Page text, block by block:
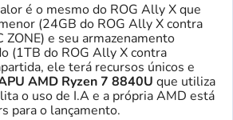
é o mesmo do ROG Ally X que
(24GB do ROG Ally X contra
ZONE) e seu armazenamento
(1TB do ROG Ally X contra
ele terá recursos únicos e
AMD Ryzen 7 8840U que utiliza
o uso de I.A e a própria AMD está
para o lançamento.